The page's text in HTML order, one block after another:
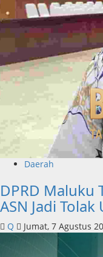
Daerah
DPRD Maluku
ASN Jadi
Q Jumat, 7 Agustus